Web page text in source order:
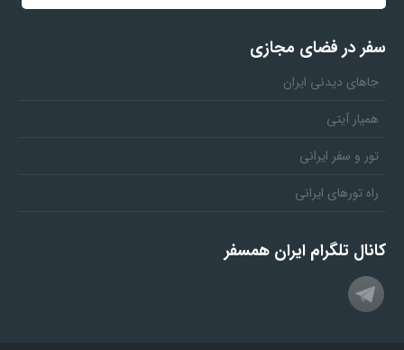
سفر در فضای مجازی
جاهای دیدنی ایران
همیار آیتی
تور و سفر ایرانی
راه تورهای ایرانی
کانال تلگرام ایران همسفر